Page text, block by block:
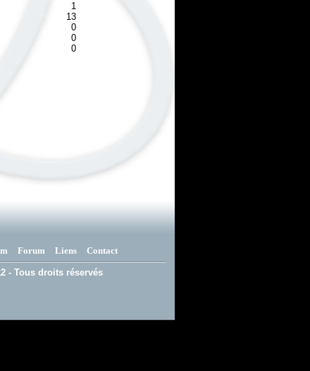
1
13
0
0
0
Forum Liens Contact
- Tous droits réservés